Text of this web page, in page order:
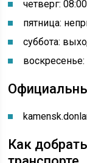
четверг:
пятница:
суббота:
Как